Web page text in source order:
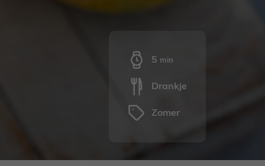
5 minuten
min
Drankje
Zomer